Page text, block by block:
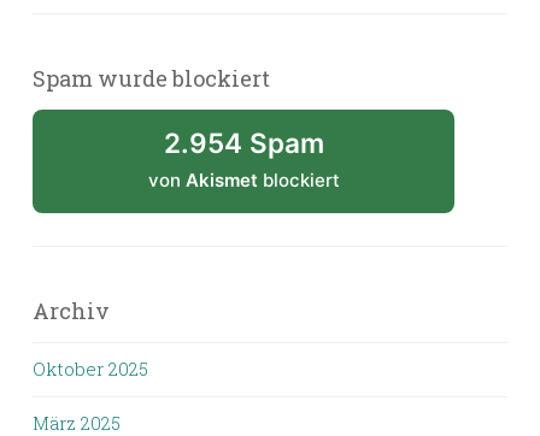
Spam wurde blockiert
2.954 Spam
von Akismet blockiert
Archiv
Oktober 2025
März 2025